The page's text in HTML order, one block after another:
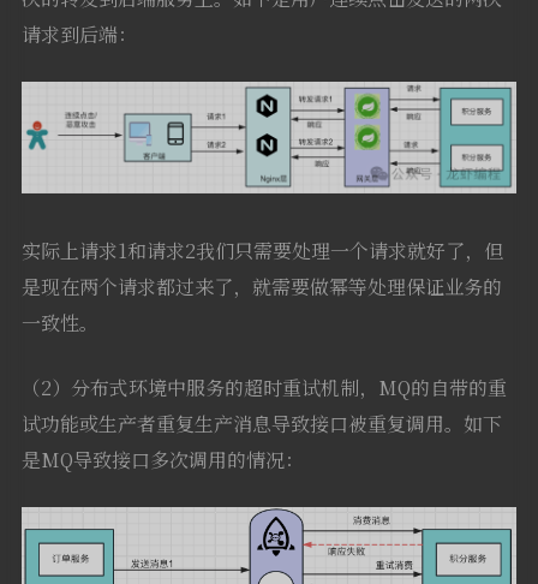
请求到后端：
实际上请求1和请求2我们只需要处理一个请求就好了，但
是现在两个请求都过来了，就需要做幂等处理保证业务的
一致性。
（2）分布式环境中服务的超时重试机制，MQ的自带的重
试功能或生产者重复生产消息导致接口被重复调用。如下
是MQ导致接口多次调用的情况：